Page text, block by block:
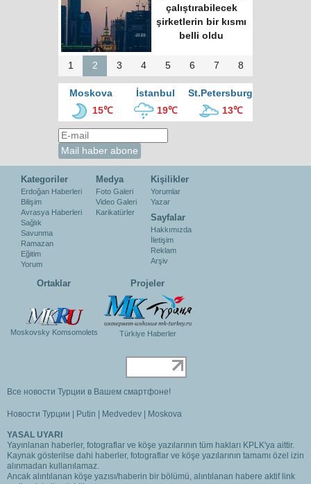
çalıştırabilecek
şirketlerin bir kısmı
belli oldu
1 2 3 4 5 6 7 8
Moskova İstanbul
St.Petersburg
15℃
19℃ 13℃
Kategoriler
Erdoğan Haberleri
Bilişim
Avrasya Haberleri
Sağlık
Savunma
Ramazan
Eğitim
Yorum
Medya
Foto Galeri
Video Galeri
Karikatürler
Kişilikler
Yorumlar
Yazar
Sayfalar
Hakkımızda
İletişim
Reklam
Arşiv
Ortaklar
Moskovsky Komsomolets
Projeler
Türkiye Haberler
Все новости Турции в Вашем смартфоне!
Новости Турции Putin Medvedev Moskova
YASAL UYARI
Yayınlanan haberler, fotograflar ve köşe yazılarının tüm hakları KPLK'ya aittir.
Kaynak gösterilse dahi haberler, fotograflar ve köşe yazılarının tamamı özel izin
alınmadan kullanılamaz.
Ancak alıntılanan köşe yazısı/haberin bir bölümü, alıntılanan habere aktif link